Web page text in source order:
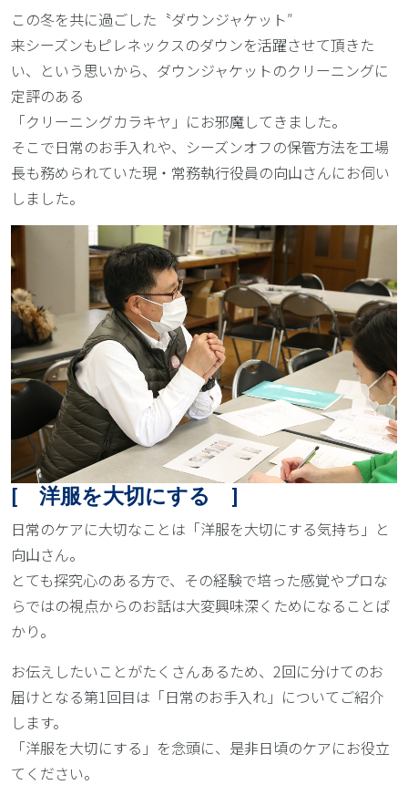
この冬を共に過ごした〝ダウンジャケット″
来シーズンもピレネックスのダウンを活躍させて頂きた
い、という思いから、ダウンジャケットのクリーニングに
定評のある
「クリーニングカラキヤ」にお邪魔してきました。
そこで日常のお手入れや、シーズンオフの保管方法を工場
長も務められていた現・常務執行役員の向山さんにお伺い
しました。
[ 洋服を大切にする ]
日常のケアに大切なことは「洋服を大切にする気持ち」と
向山さん。
とても探究心のある方で、その経験で培った感覚やプロな
らではの視点からのお話は大変興味深くためになることば
かり。
お伝えしたいことがたくさんあるため、2回に分けてのお
届けとなる第1回目は「日常のお手入れ」についてご紹介
します。
「洋服を大切にする」を念頭に、是非日頃のケアにお役立
てください。